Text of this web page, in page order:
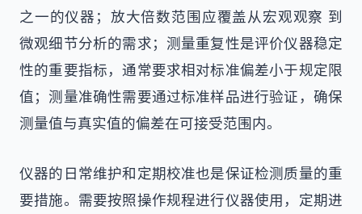
之一的仪器；放大倍数范围应覆盖从宏观观察 到
微观细节分析的需求；测量重复性是评价仪器稳定
性的重要指标，通常要求相对标准偏差小于规定限
值；测量准确性需要通过标准样品进行验证，确保
测量值与真实值的偏差在可接受范围内。
仪器的日常维护和定期校准也是保证检测质量的重
要措施。需要按照操作规程进行仪器使用，定期进